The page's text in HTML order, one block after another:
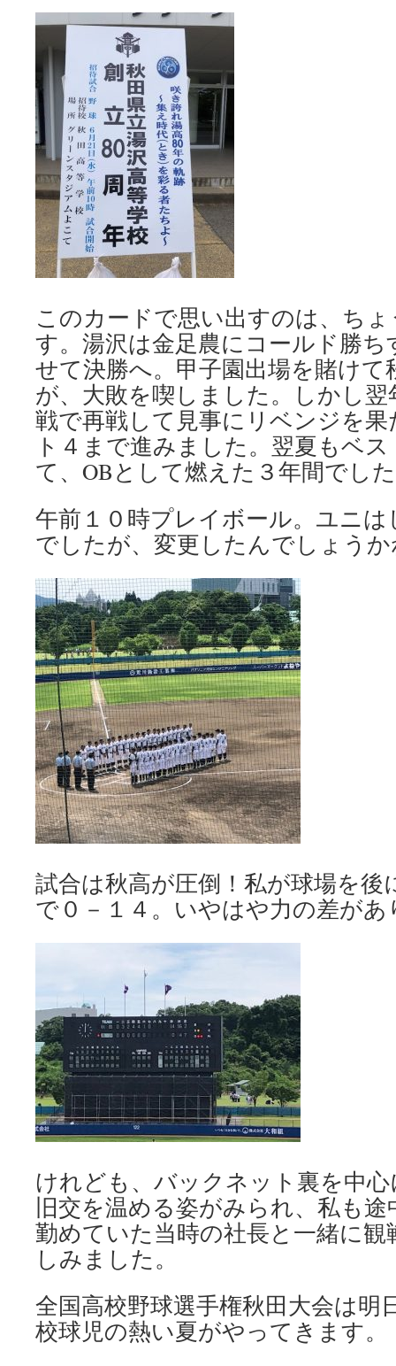
このカードで思い出すのは、ち
す。湯沢は金足農にコールド勝
せて決勝へ。甲子園出場を賭け
が、大敗を喫しました。しかし
戦で再戦して見事にリベンジを
ト４まで進みました。翌夏もベ
て、OBとして燃えた３年間でし
午前１０時プレイボール。ユニ
でしたが、変更したんでしょう
試合は秋高が圧倒！私が球場を後
で０－１４。いやはや力の差が
けれども、バックネット裏を中
旧交を温める姿がみられ、私も
勤めていた当時の社長と一緒に観
しみました。
全国高校野球選手権秋田大会は明
校球児の熱い夏がやってきます。